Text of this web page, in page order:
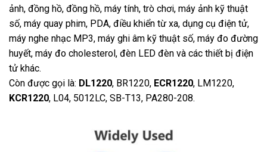
ảnh, đồng hồ, đồng hồ, máy tính, trò chơi, máy ảnh kỹ thuật
số, máy quay phim, PDA, điều khiển từ xa, dụng cụ điện tử,
máy nghe nhạc MP3, máy ghi âm kỹ thuật số, máy đo đường
huyết, máy đo cholesterol, đèn LED đèn và các thiết bị điện
tử khác.
Còn được gọi là: DL1220, BR1220, ECR1220, LM1220,
KCR1220, L04, 5012LC, SB-T13, PA280-208.